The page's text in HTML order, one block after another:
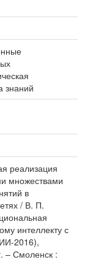
знаний
реализация
множествами
в
/ В. П.
интеллекту с
2016),
– Смоленск :